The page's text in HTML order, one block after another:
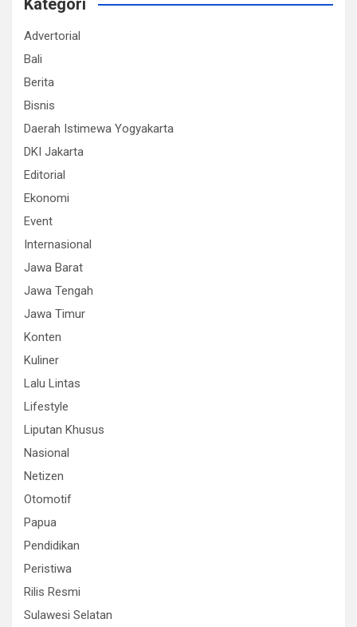
Kategori
Advertorial
Bali
Berita
Bisnis
Daerah Istimewa Yogyakarta
DKI Jakarta
Editorial
Ekonomi
Event
Internasional
Jawa Barat
Jawa Tengah
Jawa Timur
Konten
Kuliner
Lalu Lintas
Lifestyle
Liputan Khusus
Nasional
Netizen
Otomotif
Papua
Pendidikan
Peristiwa
Rilis Resmi
Sulawesi Selatan